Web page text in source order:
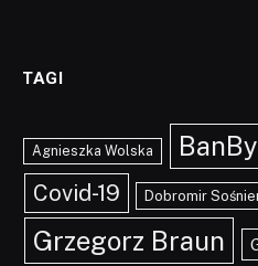
TAGI
Agnieszka Wolska
Covid-19 Dobromir
Grzegorz Braun